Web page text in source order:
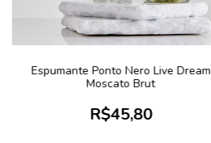
Espumante Ponto Nero Live Dream
Moscato Brut
R$45,80